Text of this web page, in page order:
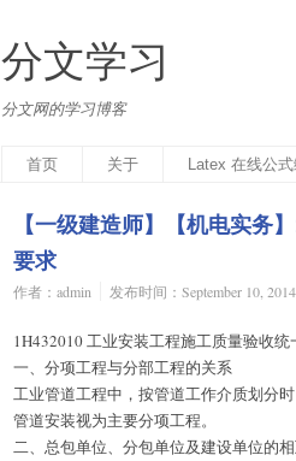
分文学习
分文网的学习博客
首页 关于 Latex 在线公
【一级建造师】【机电实务
要求
作者：admin 发布时间：September 10, 2014
1H432010 工业安装工程施工质量验收统
一、分项工程与分部工程的关系
工业管道工程中，按管道工作介质划分
管道安装视为主要分项工程。
二、总包单位、分包单位及建设单位的